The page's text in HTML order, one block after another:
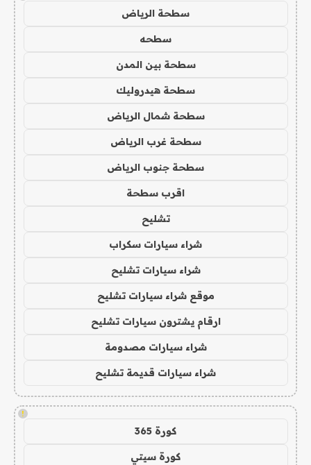
سطحة الرياض
سطحه
سطحة بين المدن
سطحة هيدروليك
سطحة شمال الرياض
سطحة غرب الرياض
سطحة جنوب الرياض
اقرب سطحة
تشليح
شراء سيارات سكراب
شراء سيارات تشليح
موقع شراء سيارات تشليح
ارقام يشترون سيارات تشليح
شراء سيارات مصدومة
شراء سيارات قديمة تشليح
!
كورة 365
كورة سيتي